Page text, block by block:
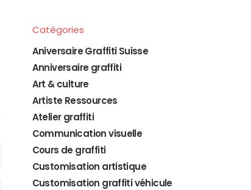
Catégories
Aniversaire Graffiti Suisse
Anniversaire graffiti
Art & culture
Artiste Ressources
Atelier graffiti
Communication visuelle
Cours de graffiti
Customisation artistique
Customisation graffiti véhicule